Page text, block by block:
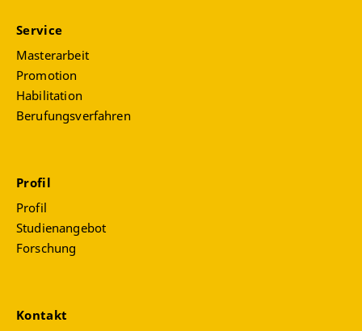
Service
Masterarbeit
Promotion
Habilitation
Berufungsverfahren
Profil
Profil
Studienangebot
Forschung
Kontakt